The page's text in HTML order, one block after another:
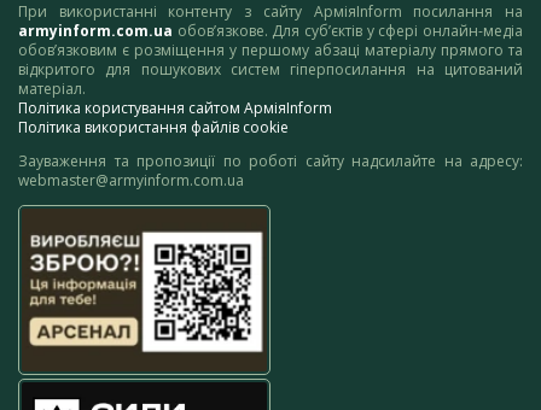
При використанні контенту з сайту АрміяInform посилання на
armyinform.com.ua обов’язкове. Для суб’єктів у сфері онлайн-медіа
обов’язковим є розміщення у першому абзаці матеріалу прямого та
відкритого для пошукових систем гіперпосилання на цитований
матеріал.
Політика користування сайтом АрміяInform
Політика використання файлів cookie
Зауваження та пропозиції по роботі сайту надсилайте на адресу:
webmaster@armyinform.com.ua